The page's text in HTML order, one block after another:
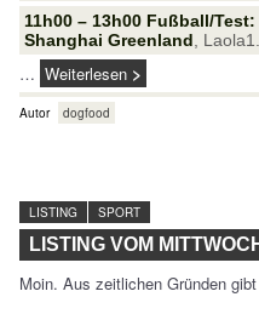
11h00 – 13h00 Fußball/
Shanghai Greenland ,
… Weiterlesen
Autor dogfood
LISTING SPORT
LISTING VOM
Moin. Aus zeitlichen Gründen